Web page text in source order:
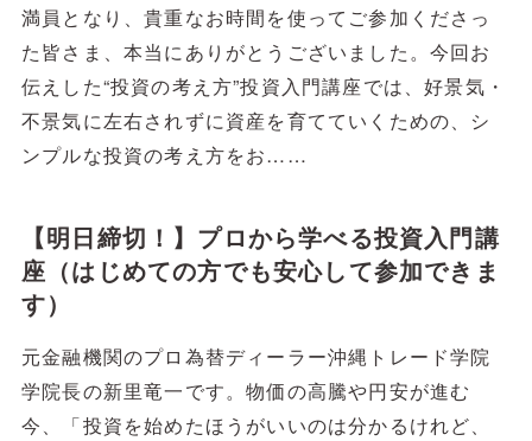
満員となり、貴重なお時間を使ってご参加くださっ
た皆さま、本当にありがとうございました。今回お
伝えした“投資の考え方”投資入門講座では、好景気・
不景気に左右されずに資産を育てていくための、シ
ンプルな投資の考え方をお……
【明日締切！】プロから学べる投資入門講
座（はじめての方でも安心して参加できま
す）
元金融機関のプロ為替ディーラー沖縄トレード学院
学院長の新里竜一です。物価の高騰や円安が進む
今、「投資を始めたほうがいいのは分かるけれど、